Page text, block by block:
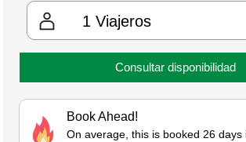
1 Viajeros
Consultar disponibilidad
Book Ahead!
On average, this is booked 26 days